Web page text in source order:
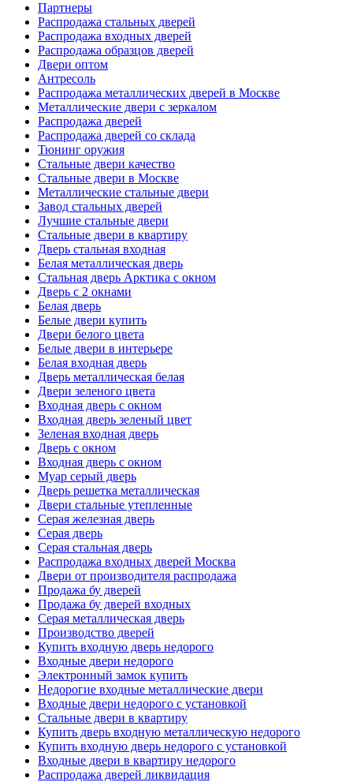
Партнеры
Распродажа стальных дверей
Распродажа входных дверей
Распродажа образцов дверей
Двери оптом
Антресоль
Распродажа металлических дверей в Москве
Металлические двери с зеркалом
Распродажа дверей
Распродажа дверей со склада
Тюнинг оружия
Стальные двери качество
Стальные двери в Москве
Металлические стальные двери
Завод стальных дверей
Лучшие стальные двери
Стальные двери в квартиру
Дверь стальная входная
Белая металлическая дверь
Стальная дверь Арктика с окном
Дверь с 2 окнами
Белая дверь
Белые двери купить
Двери белого цвета
Белые двери в интерьере
Белая входная дверь
Дверь металлическая белая
Двери зеленого цвета
Входная дверь с окном
Входная дверь зеленый цвет
Зеленая входная дверь
Дверь с окном
Входная дверь с окном
Муар серый дверь
Дверь решетка металлическая
Двери стальные утепленные
Серая железная дверь
Серая дверь
Серая стальная дверь
Распродажа входных дверей Москва
Двери от производителя распродажа
Продажа бу дверей
Продажа бу дверей входных
Серая металлическая дверь
Производство дверей
Купить входную дверь недорого
Входные двери недорого
Электронный замок купить
Недорогие входные металлические двери
Входные двери недорого с установкой
Стальные двери в квартиру
Купить дверь входную металлическую недорого
Купить входную дверь недорого с установкой
Входные двери в квартиру недорого
Распродажа дверей ликвидация